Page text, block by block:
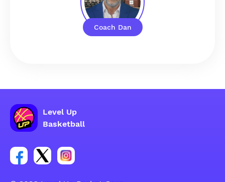
Coach Dan
Level Up
Basketball
Lien vers le groupe du compte Facebook
Lien vers le groupe du compte Tweeter
Lien vers le groupe du compte Instagram